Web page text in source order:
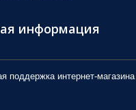
поддержка интернет-магазина
информация